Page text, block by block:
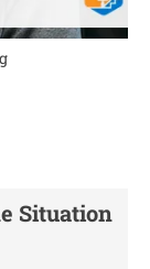
Situation